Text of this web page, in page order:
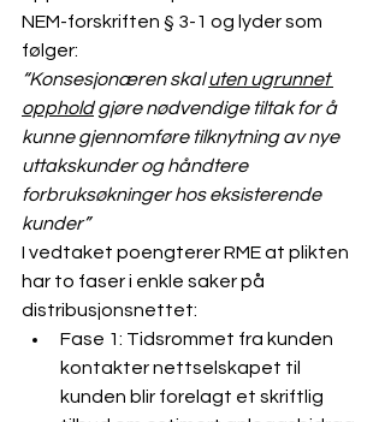
NEM-forskriften § 3-1 og lyder som
følger:
“Konsesjonæren skal uten ugrunnet
opphold gjøre nødvendige tiltak for å
kunne gjennomføre tilknytning av nye
uttakskunder og håndtere
forbruksøkninger hos eksisterende
kunder”
I vedtaket poengterer RME at plikten
har to faser i enkle saker på
distribusjonsnettet:
Fase 1: Tidsrommet fra kunden
kontakter nettselskapet til
kunden blir forelagt et skriftlig